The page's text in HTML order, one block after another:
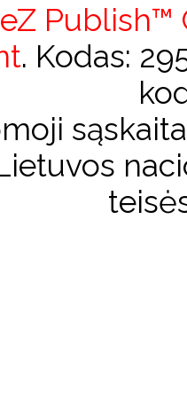
eZ Publish™
. Kodas: